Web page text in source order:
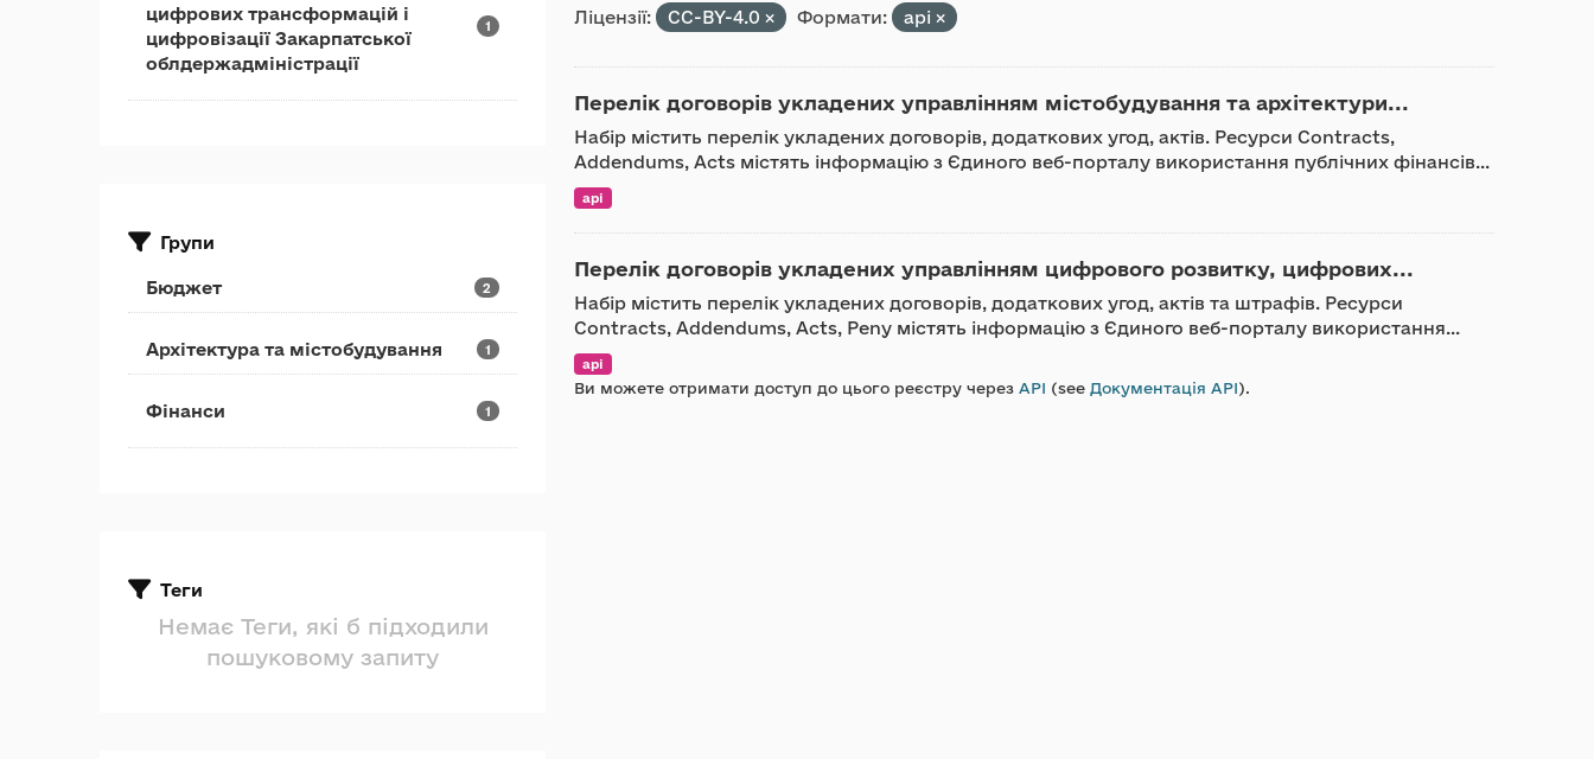
цифрових трансформацій і
цифровізації Закарпатської
облдержадміністрації
1
Групи
Бюджет 2
Архітектура та містобудування 1
Фінанси 1
Теги
Немає Теги, які б підходили
пошуковому запиту
Ліцензії: CC-BY-4.0 Формати: api
Перелік договорів укладених управлінням містобудування та архітектури...
Набір містить перелік укладених договорів, додаткових угод, актів. Ресурси Contracts,
Addendums, Acts містять інформацію з Єдиного веб-порталу використання публічних фінансів...
api
Перелік договорів укладених управлінням цифрового розвитку, цифрових...
Набір містить перелік укладених договорів, додаткових угод, актів та штрафів. Ресурси
Contracts, Addendums, Acts, Peny містять інформацію з Єдиного веб-порталу використання...
api
Ви можете отримати доступ до цього реєстру через API (see Документація API).